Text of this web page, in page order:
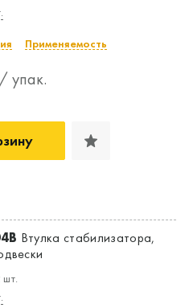
Применяемость
/ упак.
Втулка стабилизатора,
шт.